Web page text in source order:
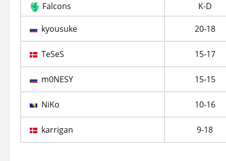
Falcons K-D
kyousuke 20-18
TeSeS 15-17
m0NESY 15-15
NiKo 10-16
karrigan 9-18